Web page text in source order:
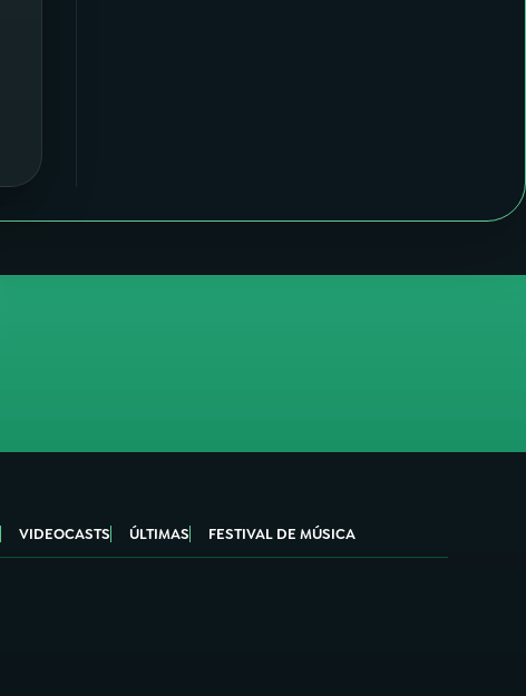
VIDEOCASTS ÚLTIMAS FESTIVAL DE MÚSICA